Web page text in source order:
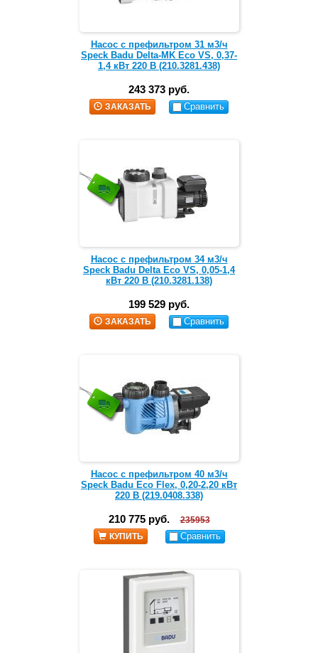
Насос с префильтром 31 м3/ч
Speck Badu Delta-MK Eco VS, 0,37-
1,4 кВт 220 В (210.3281.438)
243 373 руб.
ЗАКАЗАТЬ Сравнить
Насос с префильтром 34 м3/ч
Speck Badu Delta Eco VS, 0,05-1,4
кВт 220 В (210.3281.138)
199 529 руб.
ЗАКАЗАТЬ Сравнить
Насос с префильтром 40 м3/ч
Speck Badu Eco Flex, 0,20-2,20 кВт
220 В (219.0408.338)
210 775 руб.
235953
КУПИТЬ
Сравнить